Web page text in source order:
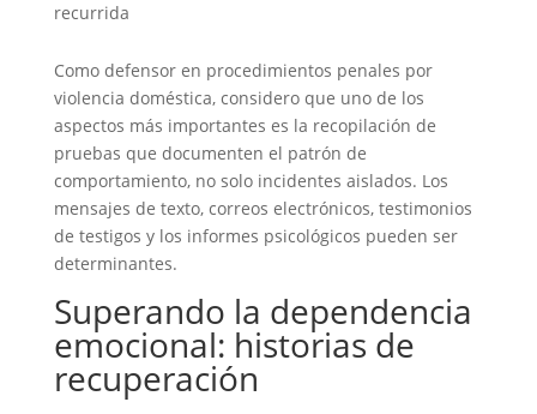
recurrida
Como defensor en procedimientos penales por
violencia doméstica, considero que uno de los
aspectos más importantes es la recopilación de
pruebas que documenten el patrón de
comportamiento, no solo incidentes aislados. Los
mensajes de texto, correos electrónicos, testimonios
de testigos y los informes psicológicos pueden ser
determinantes.
Superando la dependencia
emocional: historias de
recuperación